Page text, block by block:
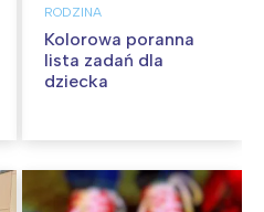
RODZINA
Kolorowa poranna
lista zadań dla
dziecka